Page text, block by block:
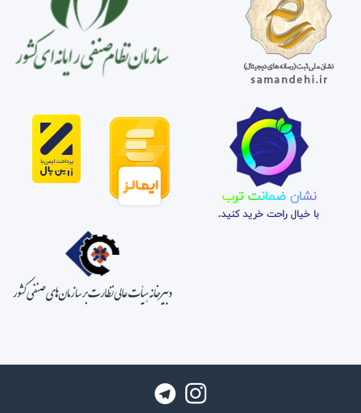
نشان ضمانت ترب
با خیال راحت خرید کنید.